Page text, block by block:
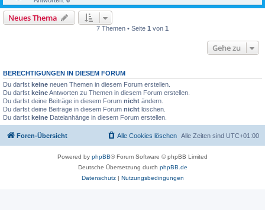
Neues Thema
7 Themen • Seite 1 von 1
Gehe zu
BERECHTIGUNGEN IN DIESEM FORUM
Du darfst keine neuen Themen in diesem Forum erstellen.
Du darfst keineAntworten zu Themen in diesem Forum erstellen.
Du darfst deine Beiträge in diesem Forum nicht ändern.
Du darfst deine Beiträge in diesem Forum nicht löschen.
Du darfst keine Dateianhänge in diesem Forum erstellen.
Foren-Übersicht Alle Zeiten sind UTC+01:00
Alle Cookies löschen
Powered by phpBB® Forum Software © phpBB Limited
Deutsche Übersetzung durch phpBB.de
Datenschutz| Nutzungsbedingungen